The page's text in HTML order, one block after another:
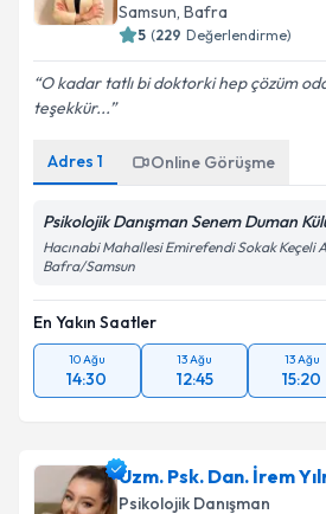
Samsun, Bafra
5 (229 Değerlendirme)
O kadar tatlı bi doktorki hep çözüm
teşekkür...
Adres 1 Online Görüşme
Psikolojik Danışman Senem Duman
Hacınabi Mahallesi Emirefendi Sokak Keçeli
Bafra/Samsun
En Yakın Saatler
10 Ağu
14:30
13 Ağu
12:45
13 Ağu
15:20
Uzm. Psk. Dan. İrem
Psikolojik Danışman